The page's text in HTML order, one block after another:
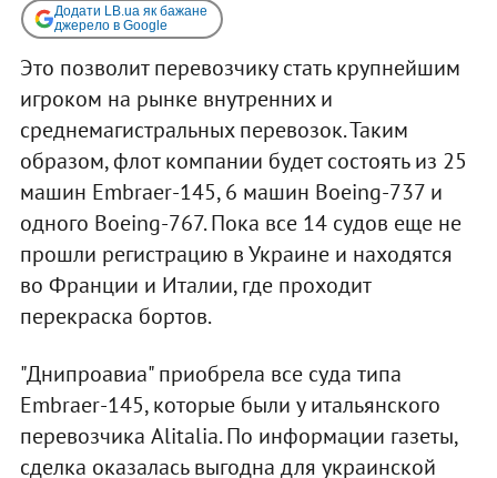
Додати LB.ua як бажане
джерело в Google
Это позволит перевозчику стать крупнейшим
игроком на рынке внутренних и
среднемагистральных перевозок. Таким
образом, флот компании будет состоять из 25
машин Embraer-145, 6 машин Boeing-737 и
одного Boeing-767. Пока все 14 судов еще не
прошли регистрацию в Украине и находятся
во Франции и Италии, где проходит
перекраска бортов.
"Днипроавиа" приобрела все суда типа
Embraer-145, которые были у итальянского
перевозчика Alitalia. По информации газеты,
сделка оказалась выгодна для украинской